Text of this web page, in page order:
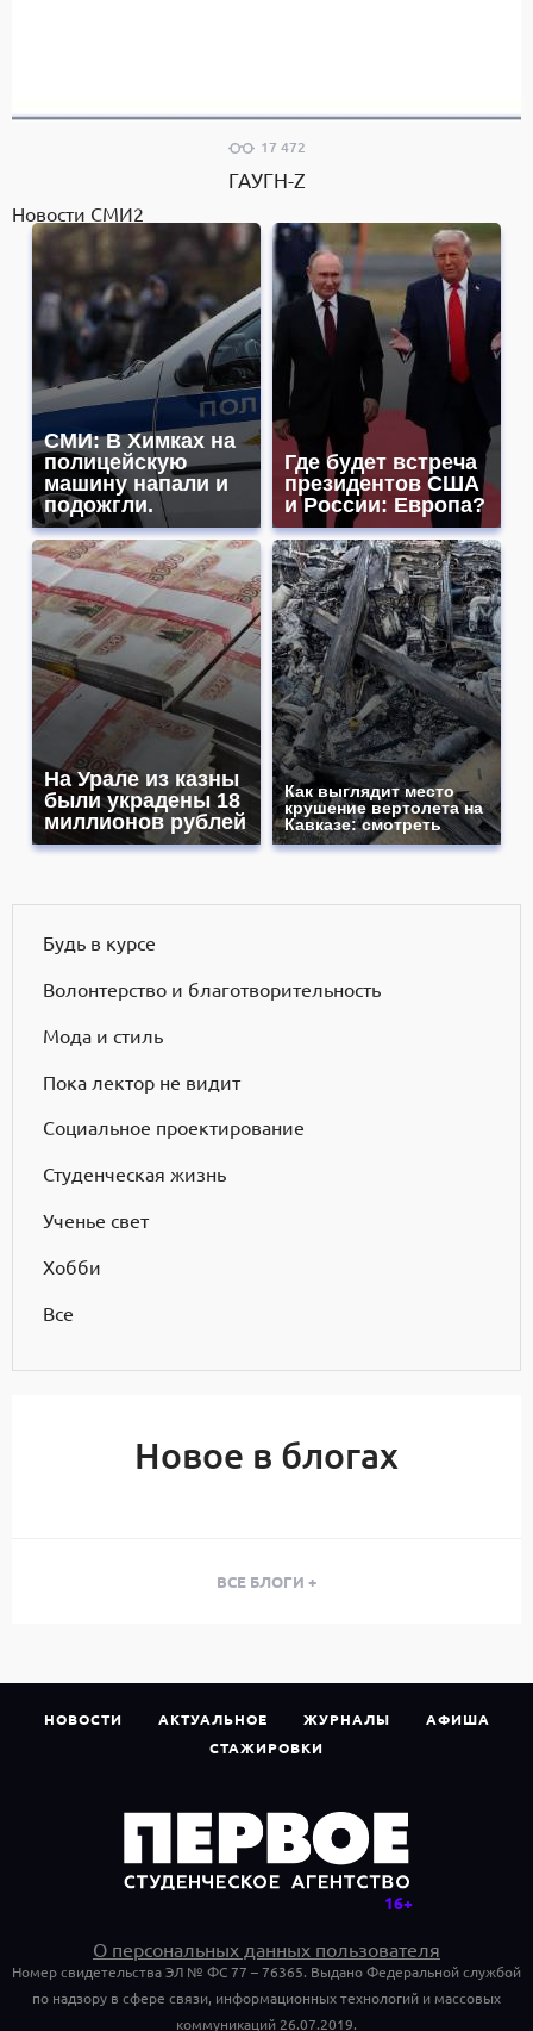
17 472
ГАУГН-Z
Новости СМИ2
СМИ: В Химках на
полицейскую
машину напали и
подожгли.
Где будет встреча
президентов США
и России: Европа?
На Урале из казны
были украдены 18
миллионов рублей
Как выглядит место
крушение вертолета на
Кавказе: смотреть
Будь в курсе
Волонтерство и благотворительность
Мода и стиль
Пока лектор не видит
Социальное проектирование
Студенческая жизнь
Ученье свет
Хобби
Все
Новое в блогах
ВСЕ БЛОГИ +
НОВОСТИ АКТУАЛЬНОЕ ЖУРНАЛЫ
АФИША
СТАЖИРОВКИ
О персональных данных пользователя
Номер свидетельства ЭЛ № ФС 77 – 76365. Выдано Федеральной службой
по надзору в сфере связи, информационных технологий и массовых
коммуникаций 26.07.2019.